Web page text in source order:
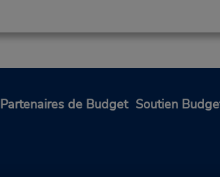
Partenaires de Budget Soutien